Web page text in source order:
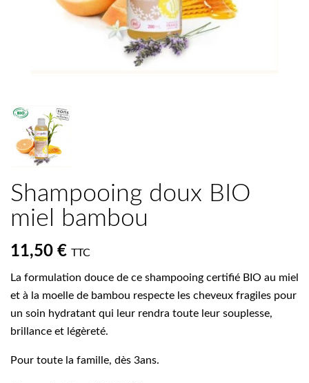
Shampooing doux BIO
miel bambou
11,50 € TTC
La formulation douce de ce shampooing certifié BIO au miel
et à la moelle de bambou respecte les cheveux fragiles pour
un soin hydratant qui leur rendra toute leur souplesse,
brillance et légèreté.
Pour toute la famille, dès 3ans.